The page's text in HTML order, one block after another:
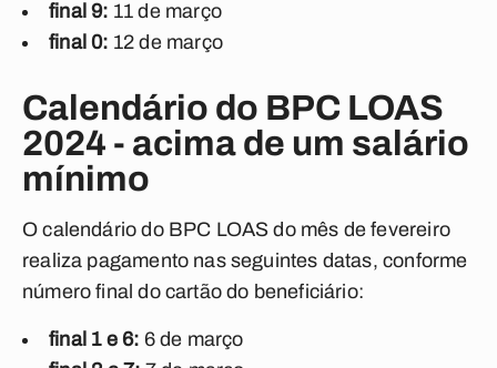
final 9: 11 de março
final 0: 12 de março
Calendário do BPC LOAS
2024 - acima de um salário
mínimo
O calendário do BPC LOAS do mês de fevereiro
realiza pagamento nas seguintes datas, conforme
número final do cartão do beneficiário:
final 1 e 6: 6 de março